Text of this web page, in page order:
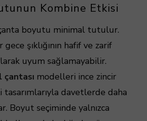
Kombine Etkisi
boyutu minimal tutulur.
şıklığının hafif ve zarif
uyum sağlamayabilir.
çantası modelleri ince zincir
tasarımlarıyla davetlerde daha
Boyut seçiminde yalnızca